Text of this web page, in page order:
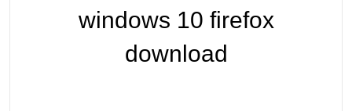
windows 10 firefox
download